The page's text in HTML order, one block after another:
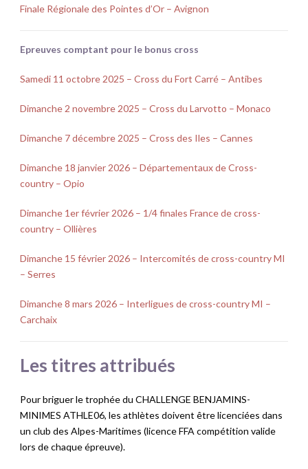
Finale Régionale des Pointes d’Or – Avignon
Epreuves comptant pour le bonus cross
Samedi 11 octobre 2025 – Cross du Fort Carré – Antibes
Dimanche 2 novembre 2025 – Cross du Larvotto – Monaco
Dimanche 7 décembre 2025 – Cross des Iles – Cannes
Dimanche 18 janvier 2026 – Départementaux de Cross-
country – Opio
Dimanche 1er février 2026 – 1/4 finales France de cross-
country – Ollières
Dimanche 15 février 2026 – Intercomités de cross-country MI
– Serres
Dimanche 8 mars 2026 – Interligues de cross-country MI –
Carchaix
Les titres attribués
Pour briguer le trophée du CHALLENGE BENJAMINS-
MINIMES ATHLE06, les athlètes doivent être licenciées dans
un club des Alpes-Maritimes (licence FFA compétition valide
lors de chaque épreuve).